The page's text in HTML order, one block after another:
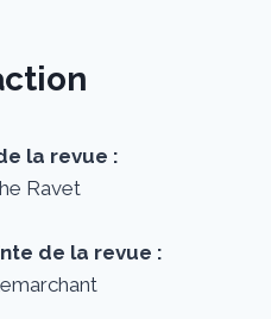
la revue :
Ravet
de la revue :